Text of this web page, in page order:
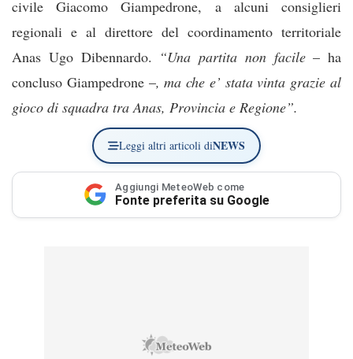
civile Giacomo Giampedrone, a alcuni consiglieri
regionali e al direttore del coordinamento territoriale
Anas Ugo Dibennardo. “Una partita non facile– ha
concluso Giampedrone –, ma che e’ stata vinta grazie al
gioco di squadra tra Anas, Provincia e Regione”.
Leggi altri articoli diNEWS
Aggiungi MeteoWeb come
Fonte preferita su Google